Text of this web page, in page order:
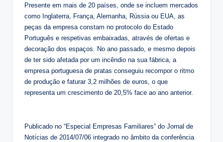
Presente em mais de 20 países, onde se incluem mercados
como Inglaterra, França, Alemanha, Rússia ou EUA, as
peças da empresa constam no protocolo do Estado
Português e respetivas embaixadas, através de ofertas e
decoração dos espaços. No ano passado, e mesmo depois
de ter sido afetada por um incêndio na sua fábrica, a
empresa portuguesa de pratas conseguiu recompor o ritmo
de produção e faturar 3,2 milhões de euros, o que
representa um crescimento de 20,5% face ao ano anterior.
Publicado no “Especial Empresas Familiares” do Jornal de
Notícias de 2014/07/06 integrado no âmbito da conferência